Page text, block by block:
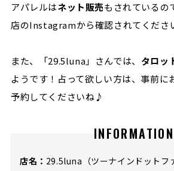
アパレルはネット販売もされているの
店のInstagramから確認されてくださ
また、「29.5luna」さんでは、 タロッ
ようです！占って欲しい方は、事前に
予約してくださいね♪
INFORMATION
店名： 29.5luna（ツーナインドットフ